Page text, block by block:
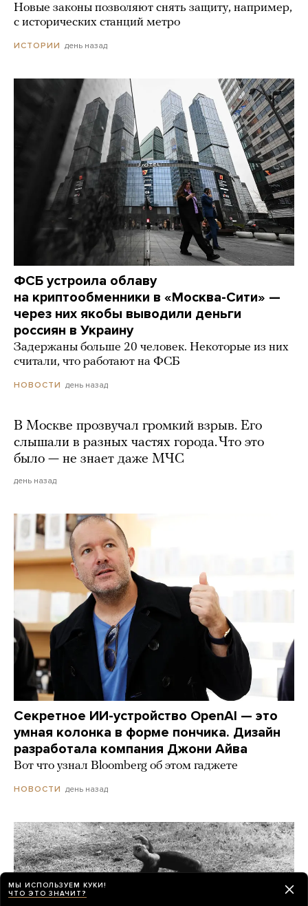
Новые законы позволяют снять защиту, например,
с исторических станций метро
ИСТОРИИ день назад
ФСБ устроила облаву
на криптообменники в «Москва-Сити» —
через них якобы выводили деньги
россиян в Украину
Задержаны больше 20 человек. Некоторые из них
считали, что работают на ФСБ
НОВОСТИ день назад
В Москве прозвучал громкий взрыв. Его
слышали в разных частях города. Что это
было — не знает даже МЧС
день назад
Секретное ИИ-устройство OpenAI — это
умная колонка в форме пончика. Дизайн
разработала компания Джони Айва
Вот что узнал Bloomberg об этом гаджете
НОВОСТИ день назад
МЫ ИСПОЛЬЗУЕМ КУКИ!
ЧТО ЭТО ЗНАЧИТ?